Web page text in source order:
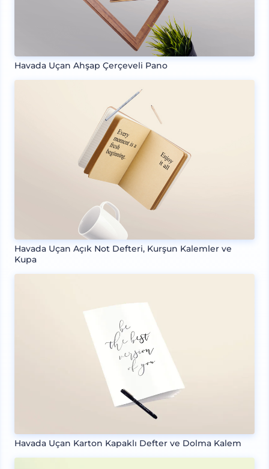
Havada Uçan Ahşap Çerçeveli Pano
Havada Uçan Açık Not Defteri, Kurşun Kalemler ve
Kupa
Havada Uçan Karton Kapaklı Defter ve Dolma Kalem